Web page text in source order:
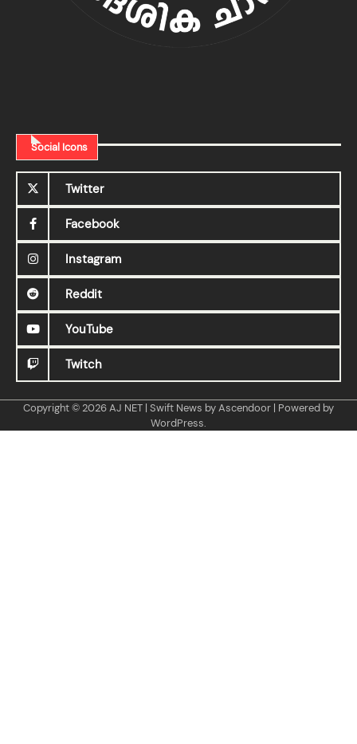
Social Icons
Twitter
Facebook
Instagram
Reddit
YouTube
Twitch
Copyright © 2026AJ NET | Swift News byAscendoor | Powered by
WordPress.